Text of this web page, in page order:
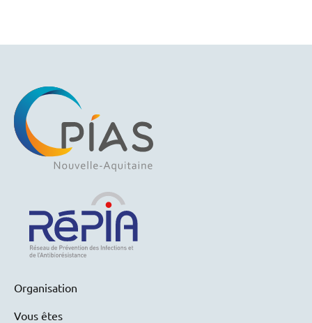
Organisation
Vous êtes